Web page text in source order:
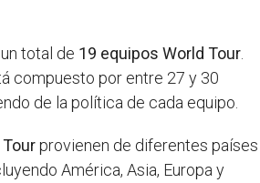
total de 19 equipos World Tour
compuesto por entre 27 y 30
de la política de cada equipo.
provienen de diferentes países
América, Asia, Europa y